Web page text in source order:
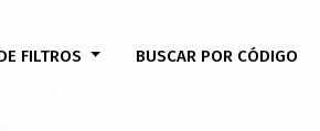
FILTROS BUSCAR POR CÓDIGO